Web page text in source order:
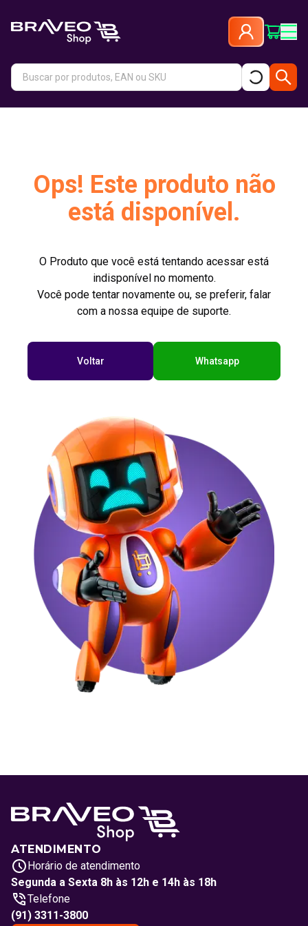
Ops! Este produto não
está disponível.
O Produto que você está tentando acessar está
indisponível no momento.
Você pode tentar novamente ou, se preferir, falar
com a nossa equipe de suporte.
Voltar Whatsapp
ATENDIMENTO
Horário de atendimento
Segunda a Sexta 8h às 12h e 14h às 18h
Telefone
(91) 3311-3800